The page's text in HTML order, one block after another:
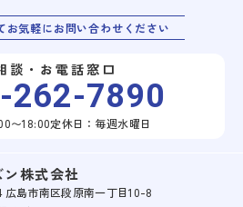
お気軽にお問い合わせください
談・お電話窓口
262-7890
〜18:00定休日：毎週水曜日
ン株式会社
広島市南区段原南一丁目10-8